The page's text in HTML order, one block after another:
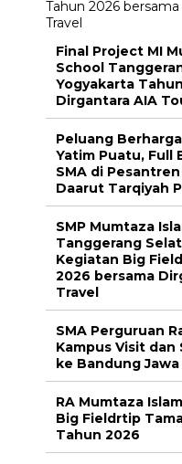
Final Project MI
School
Yogyakarta
Dirgantara AIA
Peluang
Yatim Puatu, Full
SMA di
Daarut Tarqiyah
SMP Mumtaza
Tanggerang
Kegiatan Big
2026 bersama
Travel
SMA Perguruan
Kampus Visit dan
ke Bandung
RA Mumtaza
Big Fieldrtip
Tahun 2026